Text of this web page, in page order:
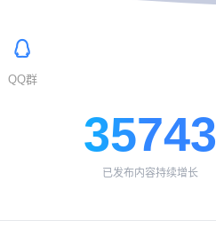
QQ群
35743
已发布内容持续增长